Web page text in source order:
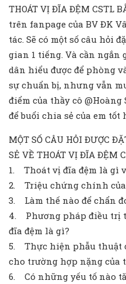
THOÁT VỊ ĐĨA ĐỆM CSTL
trên fanpage của BV ĐK
tác. Sẽ có một số câu hỏi
gian 1 tiếng. Và cần ngắn
dân hiểu được để phòng
sự chuẩn bị, nhưng vẫn
điểm của thầy cô
để buổi chia sẻ của em
MỘT SỐ CÂU HỎI ĐƯỢC
SẺ VỀ THOÁT VỊ ĐĨA ĐỆM
1. Thoát vị đĩa đệm là gì
2. Triệu chứng chính
3. Làm thế nào để chẩn
4. Phương pháp điều trị
đĩa đệm là gì?
5. Thực hiện phẫu thuật
cho trường hợp nặng của
6. Có những yếu tố nào